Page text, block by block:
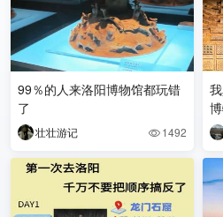
99％的人来洛阳博物馆都玩错
了
壮壮游记  1492
博